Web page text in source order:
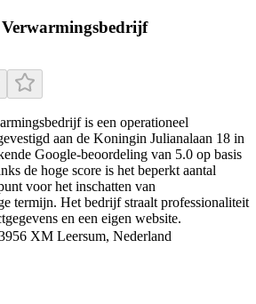
is een operationeel
aan de Koningin Julianalaan 18 in
Google‑beoordeling van 5.0 op basis
de hoge score is het beperkt aantal
voor het inschatten van
termijn. Het bedrijf straalt professionaliteit
en een eigen website.
XM Leersum, Nederland